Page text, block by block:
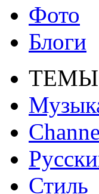
Фото
Блоги
Стиль